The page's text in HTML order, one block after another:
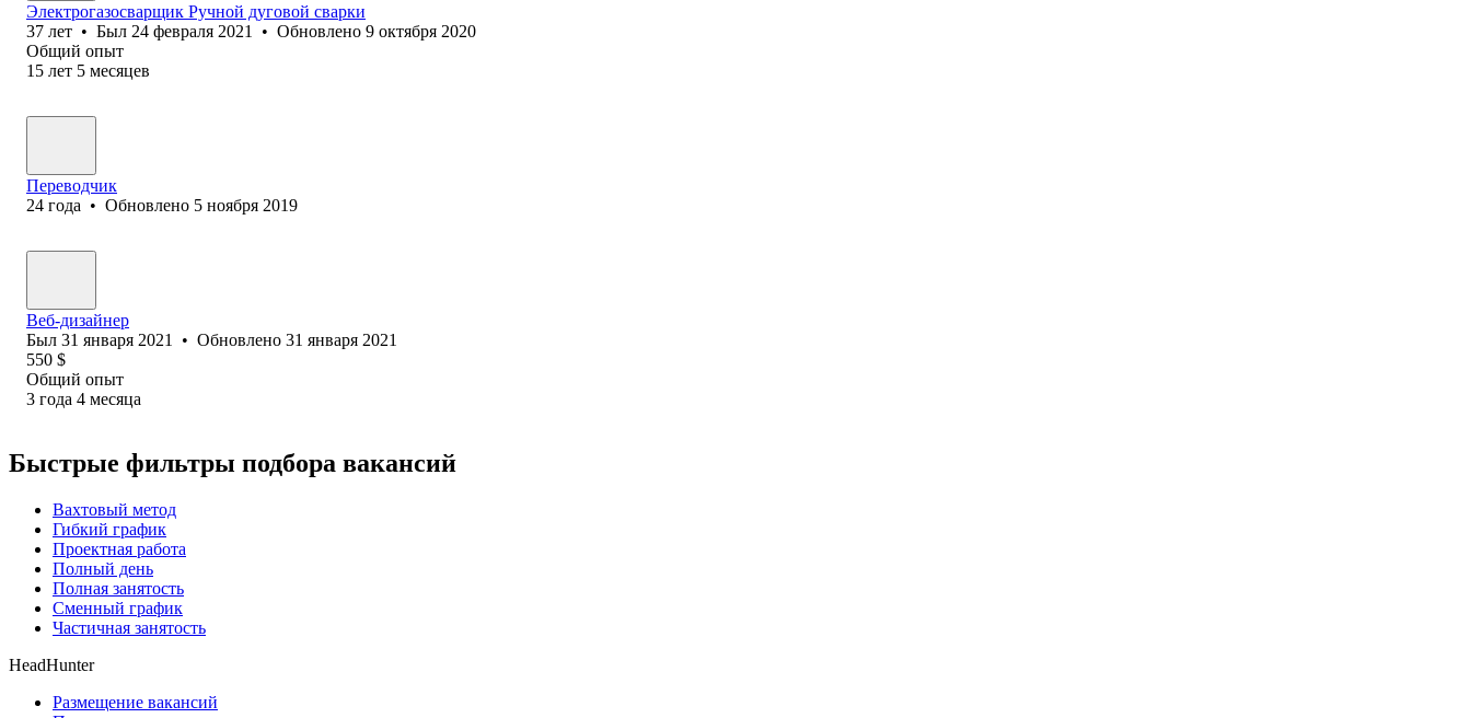
Электрогазосварщик Ручной дуговой сварки
37 лет • Был 24 февраля 2021 • Обновлено 9 октября 2020
Общий опыт
15 лет 5 месяцев
Переводчик
24 года • Обновлено 5 ноября 2019
Веб-дизайнер
Был 31 января 2021 • Обновлено 31 января 2021
550 $
Общий опыт
3 года 4 месяца
Быстрые фильтры подбора вакансий
Вахтовый метод
Гибкий график
Проектная работа
Полный день
Полная занятость
Сменный график
Частичная занятость
HeadHunter
Размещение вакансий